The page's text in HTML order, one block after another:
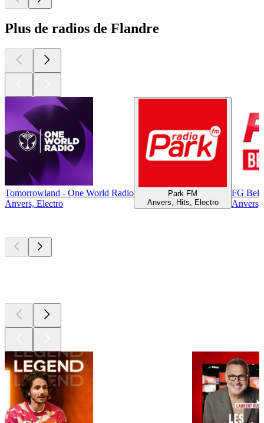
Plus de radios de Flandre
Tomorrowland - One World Radio
Anvers, Electro
Park FM
Anvers, Hits, Electro
FG
Anvers,